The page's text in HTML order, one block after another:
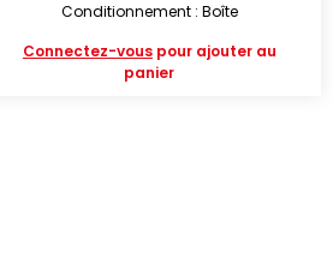
Conditionnement : Boîte
Connectez-vouspour ajouter au
panier